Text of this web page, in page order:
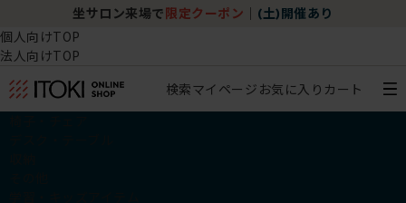
坐サロン来場で 限定クーポン (土)開催あり
個人向けTOP
法人向けTOP
検索マイページ お気に入り カート